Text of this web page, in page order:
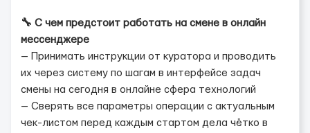
🔧 С чем предстоит работать на смене в онлайн
мессенджере
— Принимать инструкции от куратора и проводить
их через систему по шагам в интерфейсе задач
смены на сегодня в онлайне сфера технологий
— Сверять все параметры операции с актуальным
чек-листом перед каждым стартом дела чётко в